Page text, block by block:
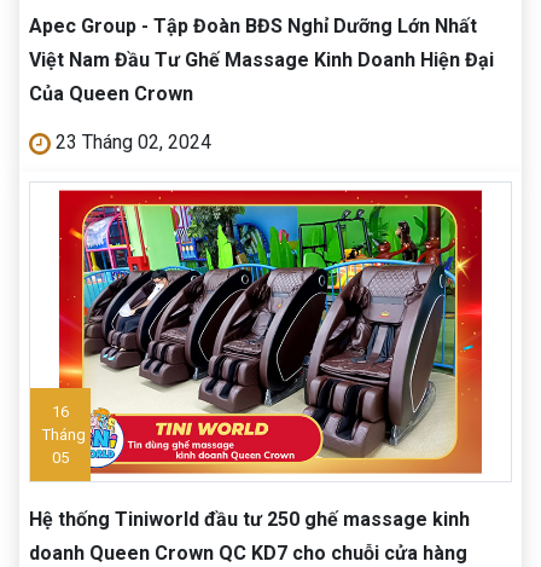
Apec Group - Tập Đoàn BĐS Nghỉ Dưỡng Lớn Nhất
Việt Nam Đầu Tư Ghế Massage Kinh Doanh Hiện Đại
Của Queen Crown
23 Tháng 02, 2024
16
Tháng
05
Hệ thống Tiniworld đầu tư 250 ghế massage kinh
doanh Queen Crown QC KD7 cho chuỗi cửa hàng